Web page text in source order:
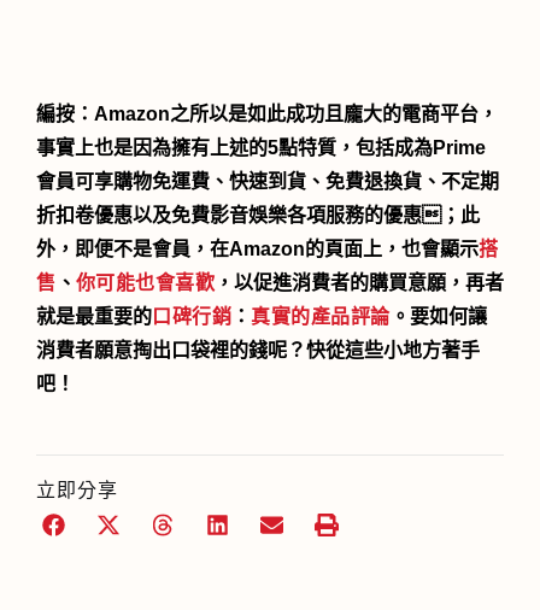
編按：Amazon之所以是如此成功且龐大的電商平台，
事實上也是因為擁有上述的5點特質，包括成為Prime
會員可享購物免運費、快速到貨、免費退換貨、不定期
折扣卷優惠以及免費影音娛樂各項服務的優惠；此
外，即便不是會員，在Amazon的頁面上，也會顯示搭
售 、 你可能也會喜歡 ，以促進消費者的購買意願，再者
就是最重要的 口碑行銷 ： 真實的產品評論。要如何讓
消費者願意掏出口袋裡的錢呢？快從這些小地方著手
吧！
立即分享